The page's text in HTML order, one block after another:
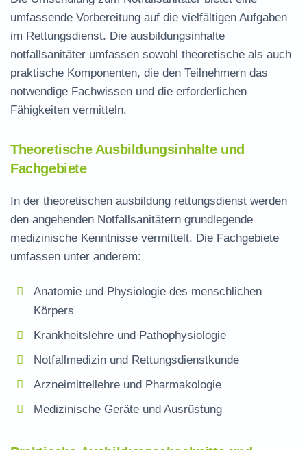
umfassende Vorbereitung auf die vielfältigen Aufgaben
im Rettungsdienst. Die ausbildungsinhalte
notfallsanitäter umfassen sowohl theoretische als auch
praktische Komponenten, die den Teilnehmern das
notwendige Fachwissen und die erforderlichen
Fähigkeiten vermitteln.
Theoretische Ausbildungsinhalte und
Fachgebiete
In der theoretischen ausbildung rettungsdienst werden
den angehenden Notfallsanitätern grundlegende
medizinische Kenntnisse vermittelt. Die Fachgebiete
umfassen unter anderem:
Anatomie und Physiologie des menschlichen
Körpers
Krankheitslehre und Pathophysiologie
Notfallmedizin und Rettungsdienstkunde
Arzneimittellehre und Pharmakologie
Medizinische Geräte und Ausrüstung